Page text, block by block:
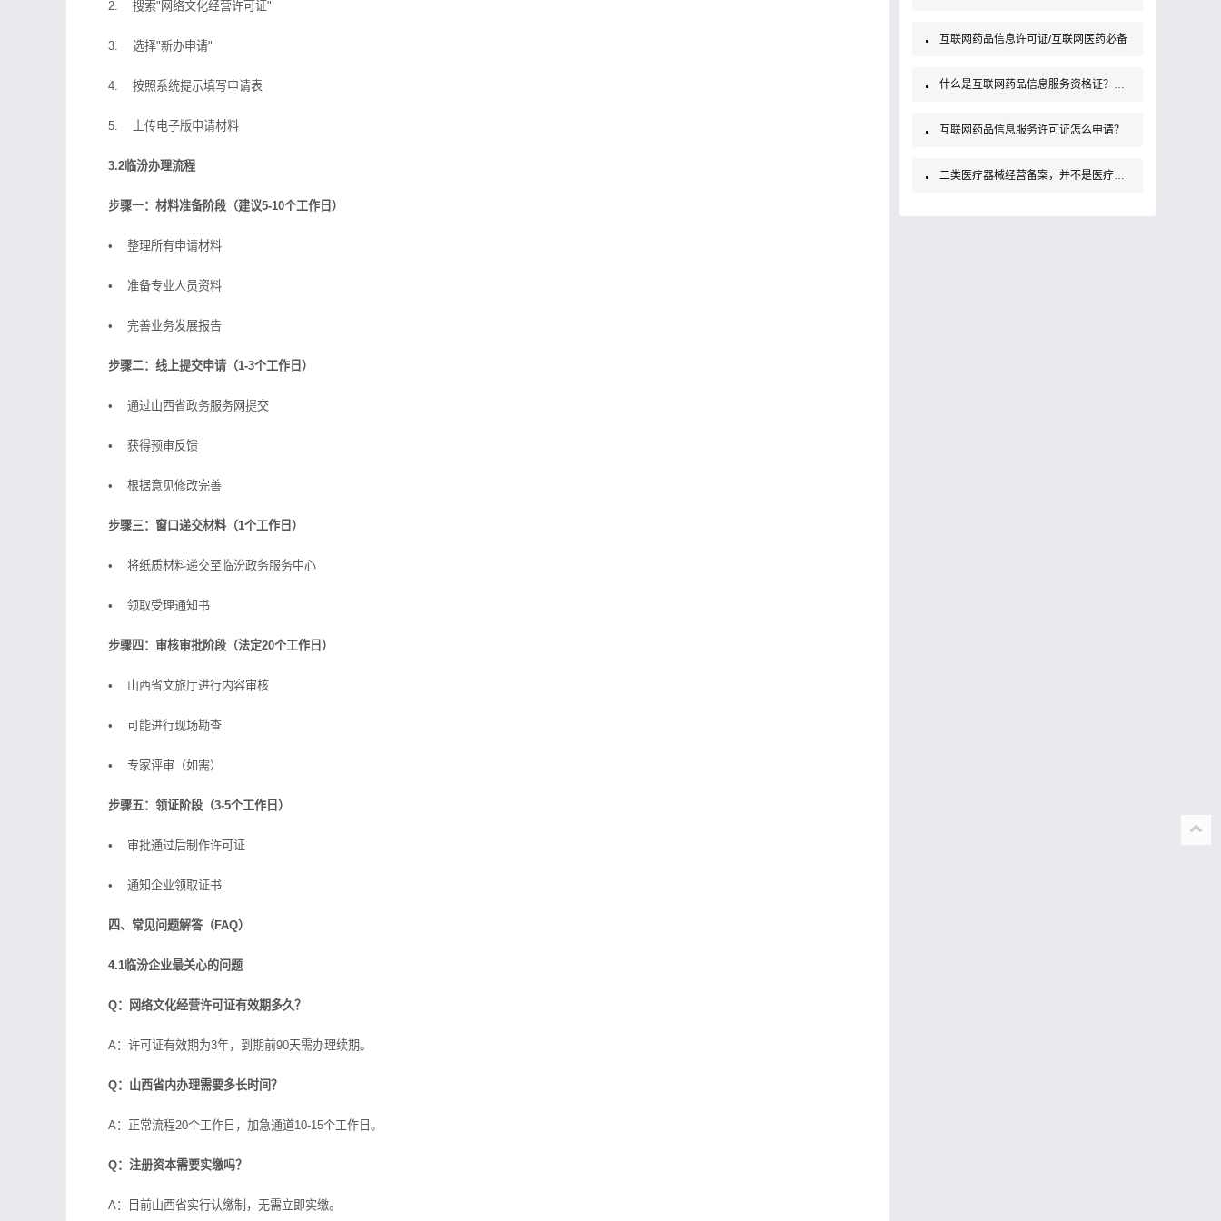
2. 搜索"网络文化经营许可证"
3. 选择"新办申请"
4. 按照系统提示填写申请表
5. 上传电子版申请材料
3.2临汾办理流程
步骤一：材料准备阶段（建议5-10个工作日）
• 整理所有申请材料
• 准备专业人员资料
• 完善业务发展报告
步骤二：线上提交申请（1-3个工作日）
• 通过山西省政务服务网提交
• 获得预审反馈
• 根据意见修改完善
步骤三：窗口递交材料（1个工作日）
• 将纸质材料递交至临汾政务服务中心
• 领取受理通知书
步骤四：审核审批阶段（法定20个工作日）
• 山西省文旅厅进行内容审核
• 可能进行现场勘查
• 专家评审（如需）
步骤五：领证阶段（3-5个工作日）
• 审批通过后制作许可证
• 通知企业领取证书
四、常见问题解答（FAQ）
4.1临汾企业最关心的问题
Q：网络文化经营许可证有效期多久？
A：许可证有效期为3年，到期前90天需办理续期。
Q：山西省内办理需要多长时间？
A：正常流程20个工作日，加急通道10-15个工作日。
Q：注册资本需要实缴吗？
A：目前山西省实行认缴制，无需立即实缴。
互联网药品信息许可证/互联网医药必备
什么是互联网药品信息服务资格证？如何办理？
互联网药品信息服务许可证怎么申请？
二类医疗器械经营备案，并不是医疗器械经营许可证！大家要知道哦！